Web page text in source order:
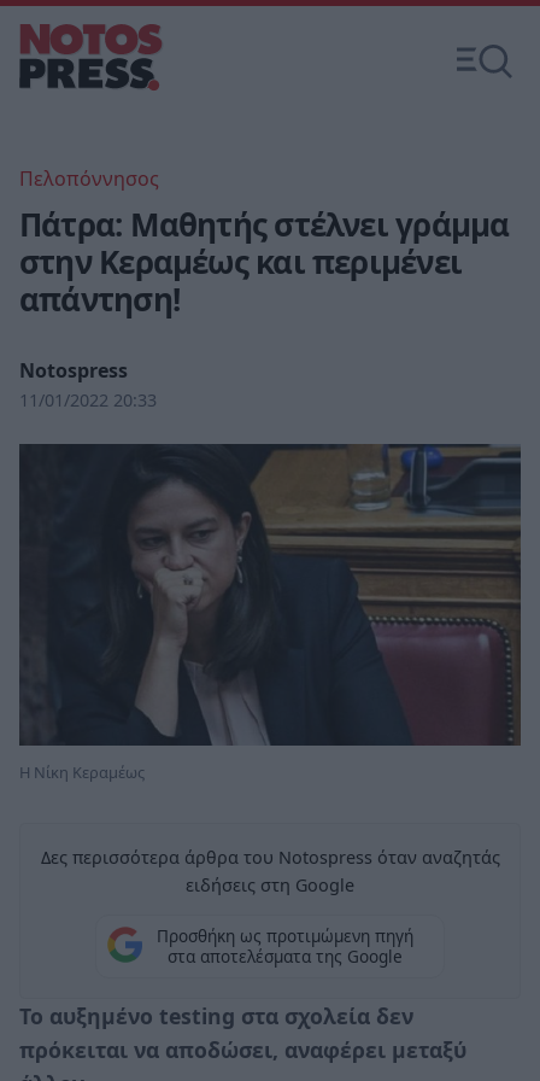
Πελοπόννησος
Πάτρα: Μαθητής στέλνει γράμμα
στην Κεραμέως και περιμένει
απάντηση!
Notospress
11/01/2022 20:33
Η Νίκη Κεραμέως
Δες περισσότερα άρθρα του Notospress όταν αναζητάς
ειδήσεις στη Google
Προσθήκη ως προτιμώμενη πηγή
στα αποτελέσματα της Google
Το αυξημένο testing στα σχολεία δεν
πρόκειται να αποδώσει, αναφέρει μεταξύ